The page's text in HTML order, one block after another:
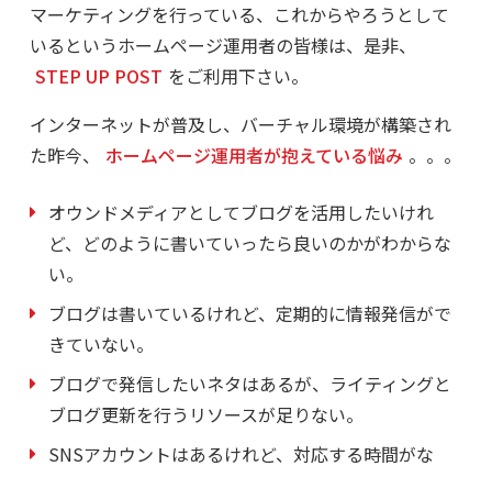
マーケティングを行っている、これからやろうとして
いるというホームページ運用者の皆様は、是非、
STEP UP POST をご利用下さい。
インターネットが普及し、バーチャル環境が構築され
た昨今、
ホームページ運用者が抱えている悩み 。。。
オウンドメディアとしてブログを活用したいけれ
ど、どのように書いていったら良いのかがわからな
い。
ブログは書いているけれど、定期的に情報発信がで
きていない。
ブログで発信したいネタはあるが、ライティングと
ブログ更新を行うリソースが足りない。
SNSアカウントはあるけれど、対応する時間がな